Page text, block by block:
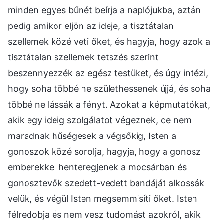
minden egyes bűnét beírja a naplójukba, aztán
pedig amikor eljön az ideje, a tisztátalan
szellemek közé veti őket, és hagyja, hogy azok a
tisztátalan szellemek tetszés szerint
beszennyezzék az egész testüket, és úgy intézi,
hogy soha többé ne születhessenek újjá, és soha
többé ne lássák a fényt. Azokat a képmutatókat,
akik egy ideig szolgálatot végeznek, de nem
maradnak hűségesek a végsőkig, Isten a
gonoszok közé sorolja, hagyja, hogy a gonosz
emberekkel henteregjenek a mocsárban és
gonosztevők szedett-vedett bandáját alkossák
velük, és végül Isten megsemmisíti őket. Isten
félredobja és nem vesz tudomást azokról, akik